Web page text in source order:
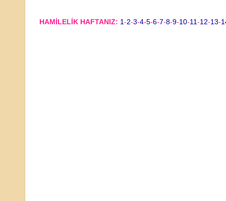
HAMİLELİK HAFTANIZ: 1-2-3-4-5-6-7-8-9-10-11-12-13-